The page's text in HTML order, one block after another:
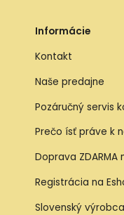
Informácie
Kontakt
Naše predajne
Pozáručný servis
Prečo ísť práve k
Doprava ZDARMA
Registrácia na
Slovenský